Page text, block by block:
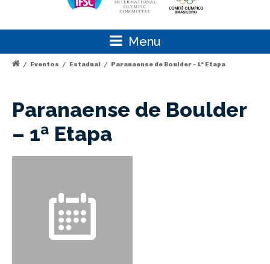
Menu
/ Eventos / Estadual / Paranaense de Boulder – 1ª Etapa
Paranaense de Boulder
– 1ª Etapa